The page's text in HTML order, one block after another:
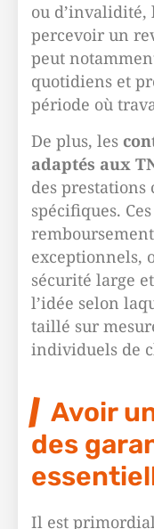
ou d’invalidité,
percevoir un
peut
quotidiens et
période où
De plus, les
adaptés aux
des
spécifiques.
exceptionnels,
sécurité large
l’idée selon
taillé sur
individuels de
Avoir
des
Il est